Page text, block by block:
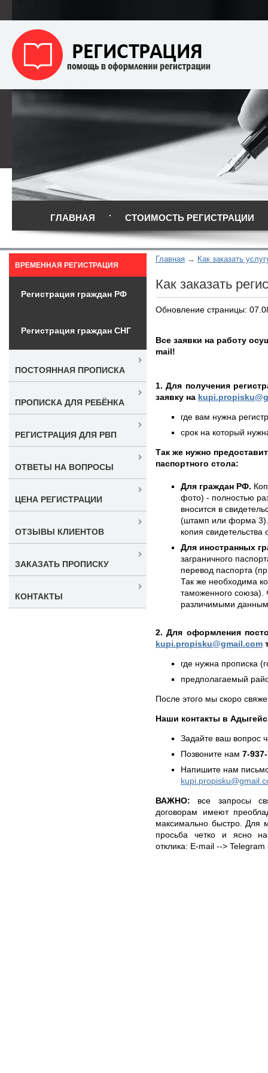
ГЛАВНАЯ СТОИМОСТЬ РЕГИСТРАЦИИ
Главная Как заказать
Как заказать
Обновление страницы:
Все заявки на работу
mail!
1. Для получения
заявку на
где вам нужна
срок на который
Так же нужно
паспортного стола:
Для граждан РФ.
фото) - полностью
вносится в
(штамп или форма
копия
Для иностранных
заграничного
перевод паспорта
Так же необходима
таможенного союза).
различимыми
2. Для оформления
kupi.propisku@gmail.com
где нужна прописка
предполагаемый
После этого мы скоро
Наши контакты в
Задайте ваш вопрос
Позвоните нам 7-
Напишите нам
ВАЖНО: все запросы
договорам имеют
максимально быстро. Для
просьба четко и ясно
отклика: E-mail -->
ВРЕМЕННАЯ РЕГИСТРАЦИЯ
Регистрация граждан РФ
Регистрация граждан СНГ
ПОСТОЯННАЯ ПРОПИСКА
ПРОПИСКА ДЛЯ РЕБЁНКА
РЕГИСТРАЦИЯ ДЛЯ РВП
ОТВЕТЫ НА ВОПРОСЫ
ЦЕНА РЕГИСТРАЦИИ
ОТЗЫВЫ КЛИЕНТОВ
ЗАКАЗАТЬ ПРОПИСКУ
КОНТАКТЫ